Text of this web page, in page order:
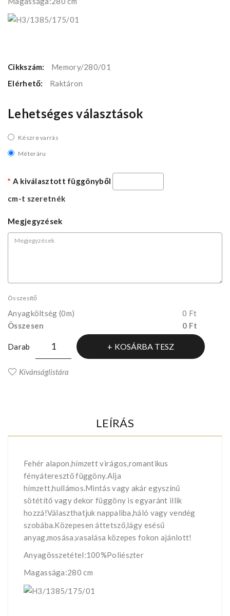
Cikkszám:
Memory/280/01
Elérhető:
Raktáron
Lehetséges választások
Készre varrás
Méteráru
A kiválasztott függönyből
cm-t szeretnék
Megjegyzések
Összesítő
Anyagköltség (0m)
0 Ft
Összesen
0 Ft
Darab KOSÁRBA TESZ
Kívánságlistára
LEÍRÁS
Fehér alapon,hímzett virágos,romantikus
fényáteresztő függöny.Alja
hímzett,hullámos.Mintás vagy akár egyszínű
sötétítő vagy dekor függöny is egyaránt illik
hozzá!Választhatjuk nappaliba,háló vagy vendég
szobába.Közepesen áttetsző,lágy esésű
anyag,mosása,vasalása közepes fokon ajánlott!
Anyagösszetétel:100%Poliészter
Magassága:280 cm